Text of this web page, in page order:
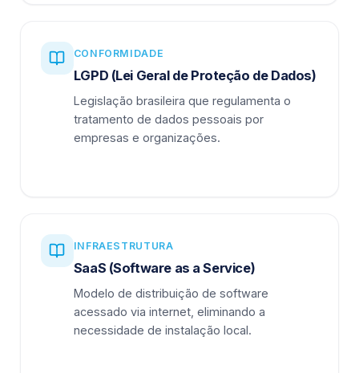
CONFORMIDADE
LGPD (Lei Geral de Proteção de Dados)
Legislação brasileira que regulamenta o
tratamento de dados pessoais por
empresas e organizações.
INFRAESTRUTURA
SaaS (Software as a Service)
Modelo de distribuição de software
acessado via internet, eliminando a
necessidade de instalação local.